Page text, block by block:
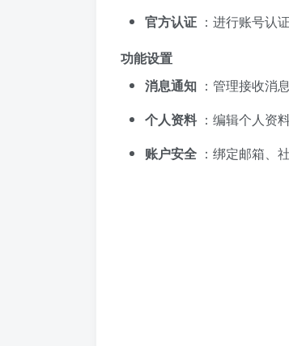
官方认证 ：进行账号认
功能设置
消息通知 ：管理接收消
个人资料 ：编辑个人资
账户安全 ：绑定邮箱、